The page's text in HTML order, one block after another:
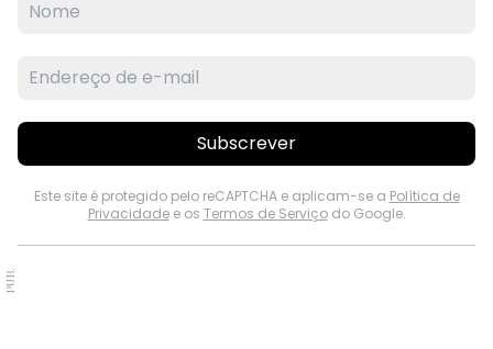
Subscrever
Este site é protegido pelo reCAPTCHA e aplicam-se a Política de
Privacidadee os Termos de Serviçodo Google.
PUB.